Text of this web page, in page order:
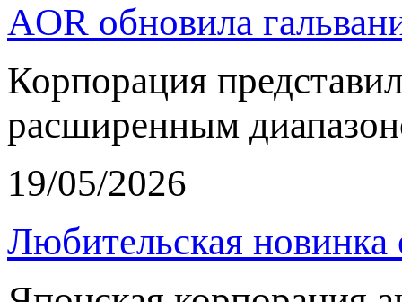
AOR обновила
Корпорация
расширенным
19/05/2026
Любительская новинка